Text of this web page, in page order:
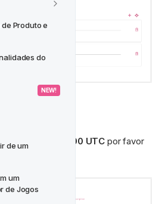
Produto e
do
NEW!
de um
um
de Jogos
dispara às 12:00 UTC por favor